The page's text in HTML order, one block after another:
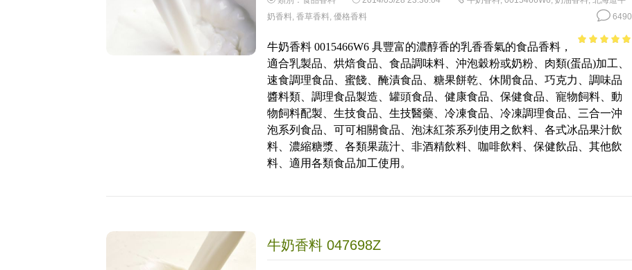
奶香料, 香草香料, 優格香料 6490
5
牛奶香料 0015466W6 具豐富的濃醇香的乳香香氣的食品香料，
適合乳製品、烘焙食品、食品調味料、沖泡穀粉或奶粉、肉類(蛋品)加工、
速食調理食品、蜜餞、醃漬食品、糖果餅乾、休閒食品、巧克力、調味品
醬料類、調理食品製造、罐頭食品、健康食品、保健食品、寵物飼料、動
物飼料配製、生技食品、生技醫藥、冷凍食品、冷凍調理食品、三合一沖
泡系列食品、可可相關食品、泡沫紅茶系列使用之飲料、各式冰品果汁飲
料、濃縮糖漿、各類果蔬汁、非酒精飲料、咖啡飲料、保健飲品、其他飲
料、適用各類食品加工使用。
牛奶香料 047698Z